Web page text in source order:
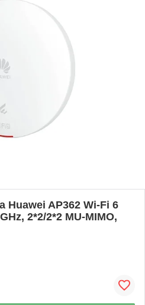
Huawei AP362 Wi-Fi 6
2*2/2*2 MU-MIMO,